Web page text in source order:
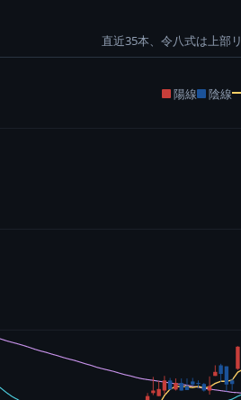
直近35本、令八式は上部
陽線 陰線